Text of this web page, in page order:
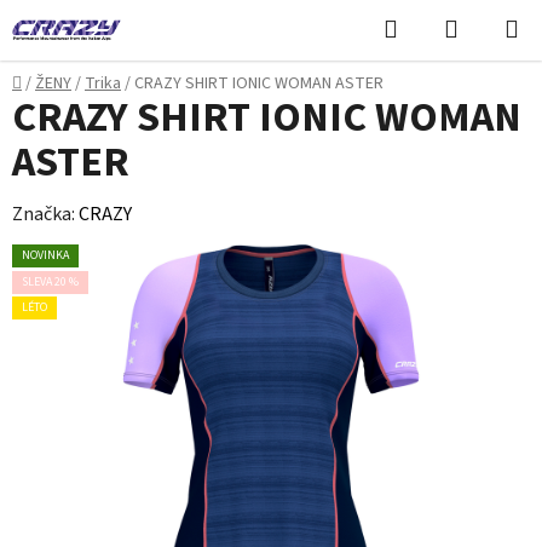
na
obsah
Hledat
KOŠÍK
Domů
/ŽENY/Trika/ CRAZY SHIRT IONIC WOMAN ASTER
CRAZY SHIRT IONIC WOMAN
ASTER
Značka:CRAZY
NOVINKA
SLEVA 20 %
LÉTO